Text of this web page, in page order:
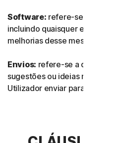
Software: refere-se a
incluindo quaisquer edições,
melhorias desse mesmo
Envios: refere-se a quaisquer
sugestões ou ideias
Utilizador enviar para nós.